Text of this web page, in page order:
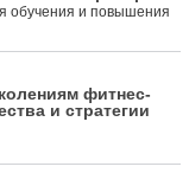
обучения и повышения
фитнес-
и стратегии